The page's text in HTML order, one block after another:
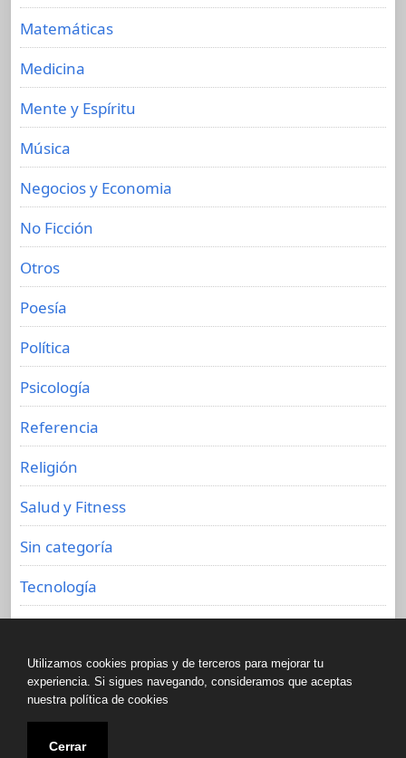
Matemáticas
Medicina
Mente y Espíritu
Música
Negocios y Economia
No Ficción
Otros
Poesía
Política
Psicología
Referencia
Religión
Salud y Fitness
Sin categoría
Tecnología
Copyright © All rights reserved.
Utilizamos cookies propias y de terceros para mejorar tu
experiencia. Si sigues navegando, consideramos que aceptas
nuestra política de cookies
Cerrar